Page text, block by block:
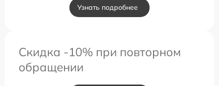
Узнать подробнее
Скидка -10% при повторном
обращении